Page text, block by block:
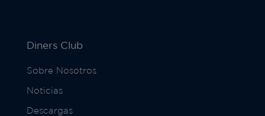
Diners Club
Sobre Nosotros
Noticias
Descargas